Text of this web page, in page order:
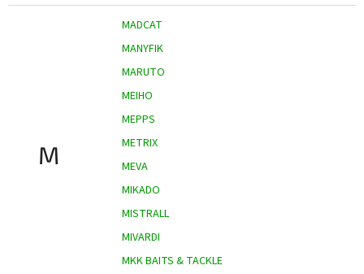
M
MADCAT
MANYFIK
MARUTO
MEIHO
MEPPS
METRIX
MEVA
MIKADO
MISTRALL
MIVARDI
MKK BAITS & TACKLE